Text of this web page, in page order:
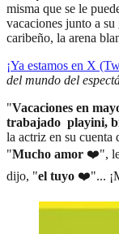
misma que se le
vacaciones junto a
caribeño, la arena
¡Ya estamos en X
del mundo del
"Vacaciones en
trabajado playini,
la actriz en su cuenta
"Mucho amor ❤️", le
dijo, "el tuyo ❤️"...